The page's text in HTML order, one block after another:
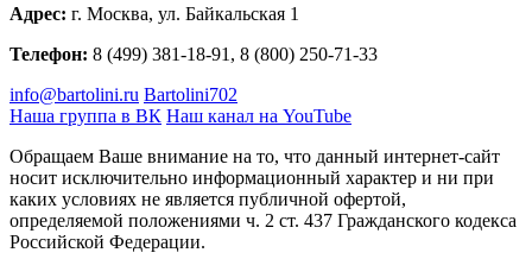
Адрес: г. Москва, ул. Байкальская 1
Телефон: 8 (499) 381-18-91, 8 (800) 250-71-33
info@bartolini.ru Bartolini702
Наша группа в ВК Наш канал на YouTube
Обращаем Ваше внимание на то, что данный интернет-сайт
носит исключительно информационный характер и ни при
каких условиях не является публичной офертой,
определяемой положениями ч. 2 ст. 437 Гражданского кодекса
Российской Федерации.